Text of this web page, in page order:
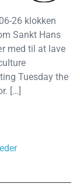
26 klokken
Sankt Hans
med til at lave
Tuesday the
[…]